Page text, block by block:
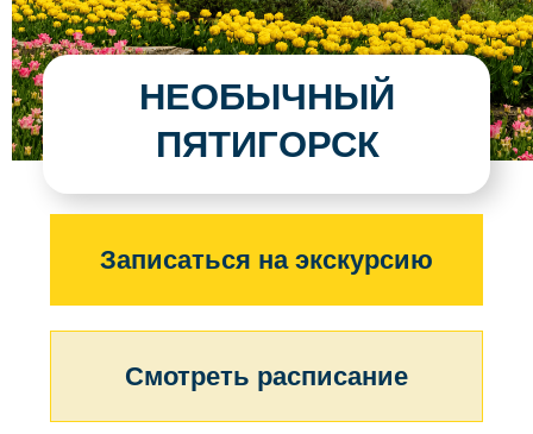
ПЯТИГОРСК
Записаться на экскурсию